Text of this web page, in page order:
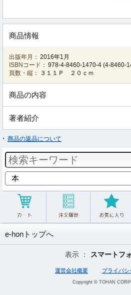
商品情報
出版年月： 2016年1月
ISBNコード： 978-4-8460-1470-4 (4-8460-
頁数・縦：
３１１Ｐ ２０ｃｍ
商品の内容
著者紹介
商品の返品について
e-honトップへ
表示 ： スマートフ
運営会社概要 プライバシ
Copyright © TOHAN